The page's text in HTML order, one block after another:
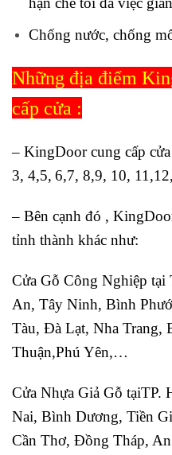
Chống nước, chống
Những địa điểm
cấp cửa :
– KingDoorcung cấp
3, 4,5, 6,7, 8,9, 10, 11,12,
– Bên cạnh đó ,
tỉnh thành khác như:
Cửa Gỗ Công Nghiệp tại
An, Tây Ninh, Bình
Tàu, Đà Lạt, Nha Trang,
Thuận,Phú Yên,…
Cửa Nhựa Giả Gỗ tạiTP.
Nai, Bình Dương, Tiền
Cần Thơ, Đồng Tháp,